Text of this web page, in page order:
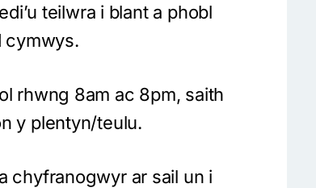
teilwra i blant a phobl
cymwys.
rhwng 8am ac 8pm, saith
y plentyn/teulu.
chyfranogwyr ar sail un i